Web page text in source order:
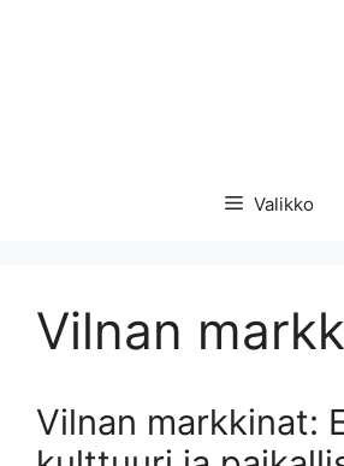
Valikko
Vilnan
Vilnan markkinat: